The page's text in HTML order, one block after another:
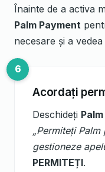
Înainte de a activa
Palm Payment
necesare și a vedea
Acordați
Deschideți
„Permiteți
gestioneze
PERMITEȚI.